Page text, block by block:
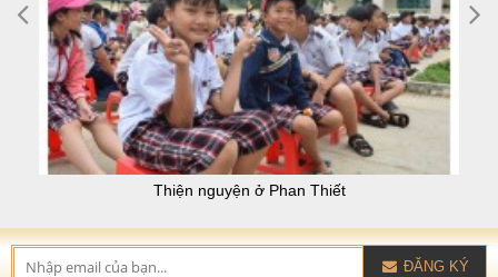
Thiện nguyện ở Phan Thiết
ĐĂNG KÝ